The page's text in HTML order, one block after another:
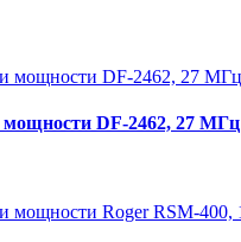
DF-2462, 27 МГц